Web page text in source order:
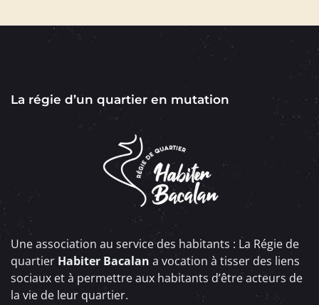
La régie d’un quartier en mutation
Une association au service des habitants : La Régie de
quartier Habiter Bacalan a vocation à tisser des liens
sociaux et à permettre aux habitants d’être acteurs de
la vie de leur quartier.